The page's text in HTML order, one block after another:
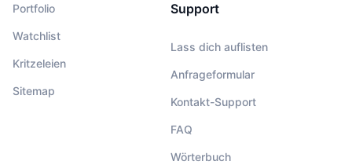
Portfolio
Watchlist
Kritzeleien
Sitemap
Support
Lass dich auflisten
Anfrageformular
Kontakt-Support
FAQ
Wörterbuch